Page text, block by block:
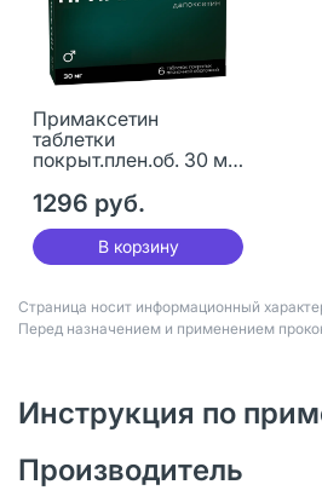
Примаксетин
таблетки
покрыт.плен.об. 30 мг
1296 руб.
В корзину
Страница носит информационный
Перед назначением и применением
Инструкция по
Производитель